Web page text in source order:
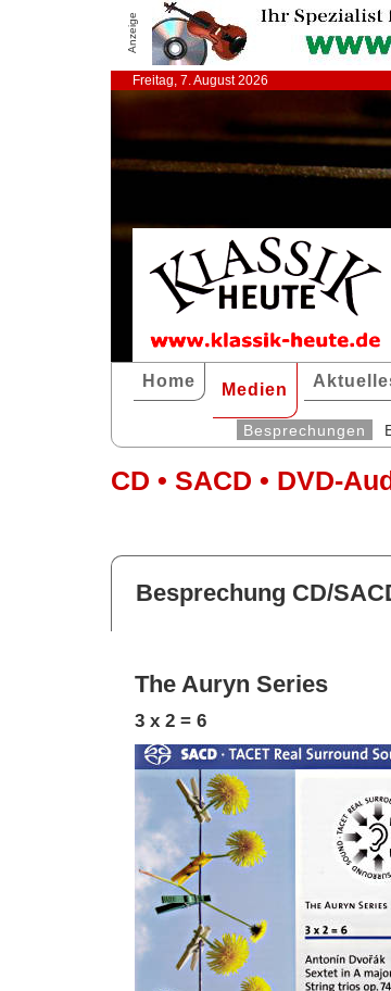
Anzeige
Freitag, 7. August 2026
Home Medien
Besprechungen
CD • SACD • DVD-
Besprechung CD/
The Auryn Series
3 x 2 = 6